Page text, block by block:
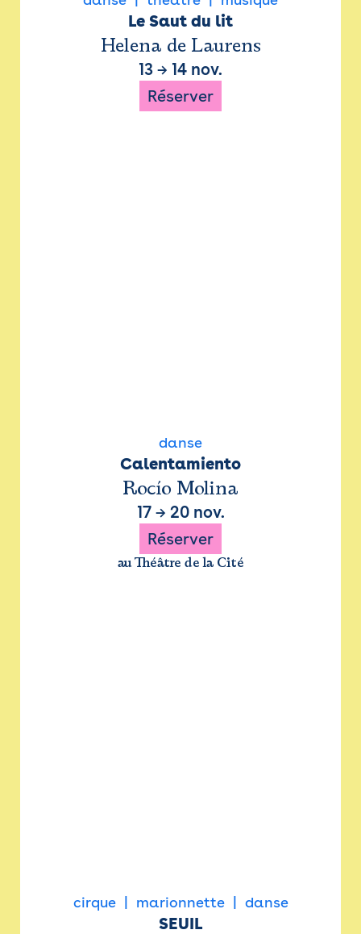
Le Saut du lit
Helena de Laurens
13 → 14 nov.
Réserver
danse
Calentamiento
Rocío Molina
17→ 20 nov.
Réserver
au Théâtre de la Cité
cirque marionnette danse
SEUIL